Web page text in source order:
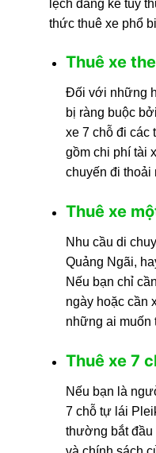
lệch đáng kể tùy
thức thuê xe phổ
Thuê xe
Đối với những
bị ràng buộc
xe 7 chỗ đi các
gồm chi phí tài
chuyến đi thoải
Thuê xe
Nhu cầu di
Quảng Ngãi,
Nếu bạn chỉ
ngày hoặc cần
những ai muốn
Thuê xe 7
Nếu bạn là
7 chỗ tự lái
thường bắt đầu